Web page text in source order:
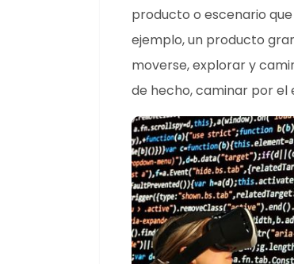
producto o escenario
ejemplo, un producto
moverse, explorar y
de hecho, caminar por el